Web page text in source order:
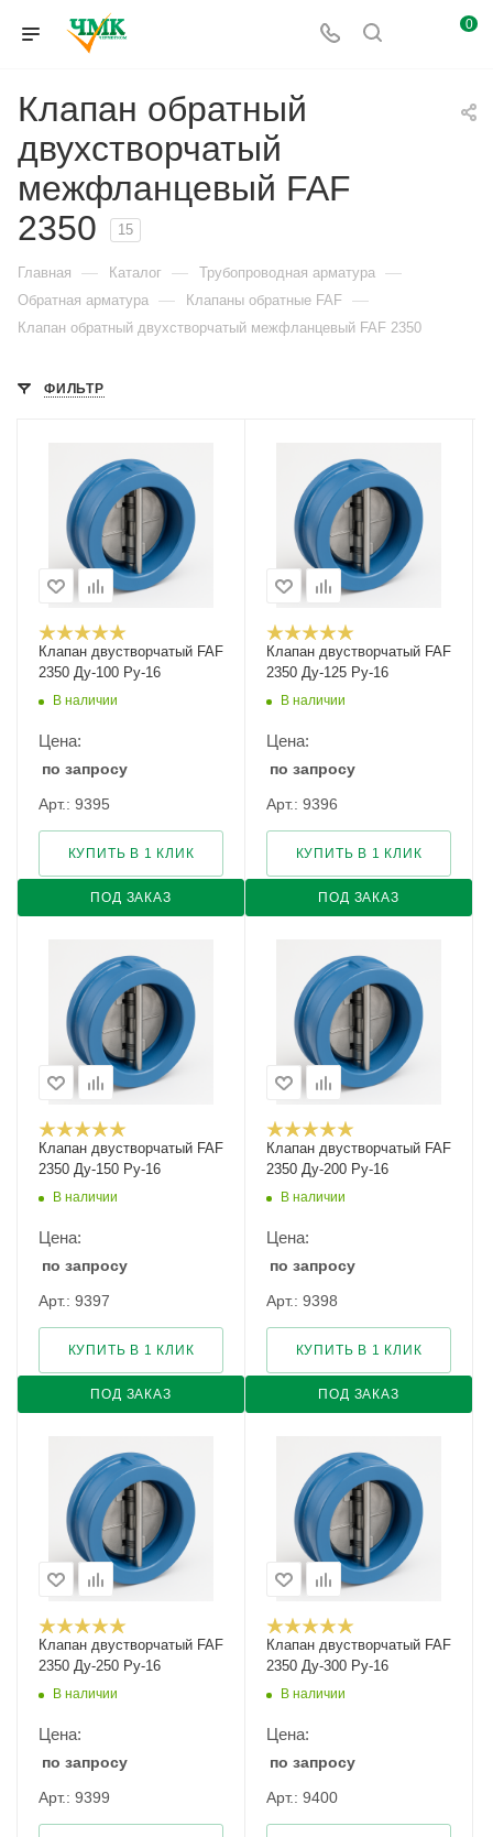
0
Клапан обратный
двухстворчатый
межфланцевый FAF
2350
15
Главная — Каталог — Трубопроводная арматура —
Обратная арматура — Клапаны обратные FAF —
Клапан обратный двухстворчатый межфланцевый FAF 2350
ФИЛЬТР
Клапан двустворчатый FAF
2350 Ду-100 Ру-16
В наличии
Цена:
по запросу
Арт.: 9395
ПОД ЗАКАЗ
КУПИТЬ В 1 КЛИК
Клапан двустворчатый FAF
2350 Ду-125 Ру-16
В наличии
Цена:
по запросу
Арт.: 9396
ПОД ЗАКАЗ
КУПИТЬ В 1 КЛИК
Клапан двустворчатый FAF
2350 Ду-150 Ру-16
В наличии
Цена:
по запросу
Арт.: 9397
ПОД ЗАКАЗ
КУПИТЬ В 1 КЛИК
Клапан двустворчатый FAF
2350 Ду-200 Ру-16
В наличии
Цена:
по запросу
Арт.: 9398
ПОД ЗАКАЗ
КУПИТЬ В 1 КЛИК
Клапан двустворчатый FAF
2350 Ду-250 Ру-16
В наличии
Цена:
по запросу
Арт.: 9399
Клапан двустворчатый FAF
2350 Ду-300 Ру-16
В наличии
Цена:
по запросу
Арт.: 9400